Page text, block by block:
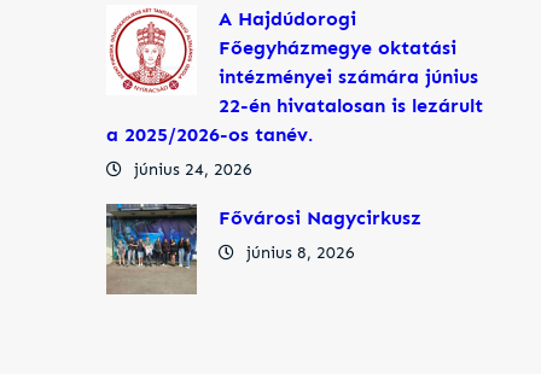
A Hajdúdorogi
Főegyházmegye oktatási
intézményei számára június
22-én hivatalosan is lezárult
a 2025/2026-os tanév.
június 24, 2026
Fővárosi Nagycirkusz
június 8, 2026